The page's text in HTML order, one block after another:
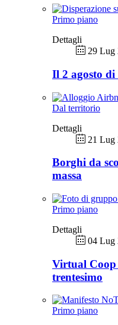
Primo piano
Dettagli
29 Lug
Il 2 agosto di
Dal territorio
Dettagli
21 Lug
Borghi da
massa
Primo piano
Dettagli
04 Lug
Virtual Coop
trentesimo
Primo piano